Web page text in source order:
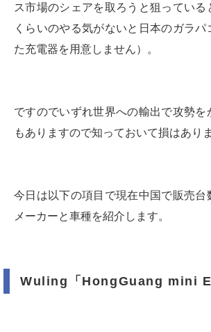
ス市場のシェアを取ろうと狙っている
くらいのやる気がないと日本のガラ
た充電器を用意しません）。
ですのでいずれ世界への輸出で攻勢を
もありますので知っておいて損はあり
今日は以下の項目で現在中国で販売台
メーカーと車種を紹介します。
Wuling「HongGuang mini